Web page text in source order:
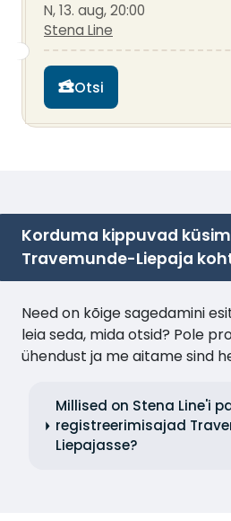
N, 13. aug, 20:00
Stena Line
Otsi
Korduma kippuvad
Travemunde-Liepaja
Need on kõige sagedamini
leia seda, mida otsid? Pole
ühendust ja me aitame sind
Millised on Stena Line'i
registreerimisajad
Liepajasse?